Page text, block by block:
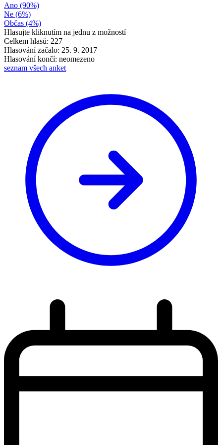
Ano (90%)
Ne (6%)
Občas (4%)
Hlasujte kliknutím na jednu z možností
Celkem hlasů: 227
Hlasování začalo: 25. 9. 2017
Hlasování končí: neomezeno
seznam všech anket